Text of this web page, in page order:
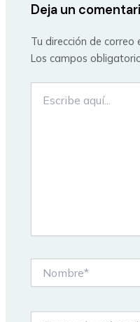
Deja un
Tu dirección de correo
Los campos
aquí...